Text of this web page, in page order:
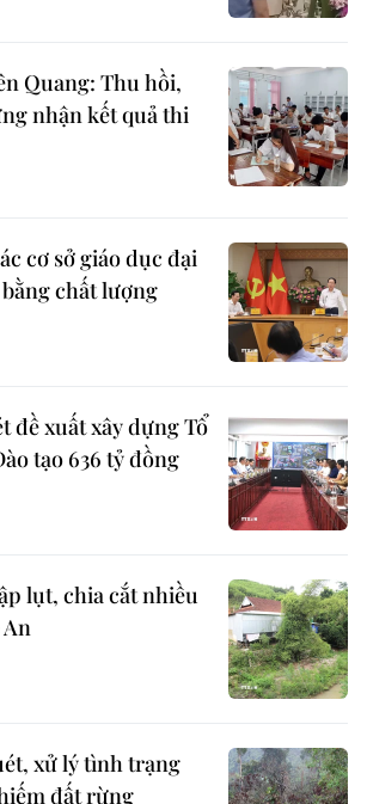
Quang: Thu hồi,
nhận kết quả thi
cơ sở giáo dục đại
chất lượng
đề xuất xây dựng Tổ
tạo 636 tỷ đồng
lụt, chia cắt nhiều
xử lý tình trạng
đất rừng